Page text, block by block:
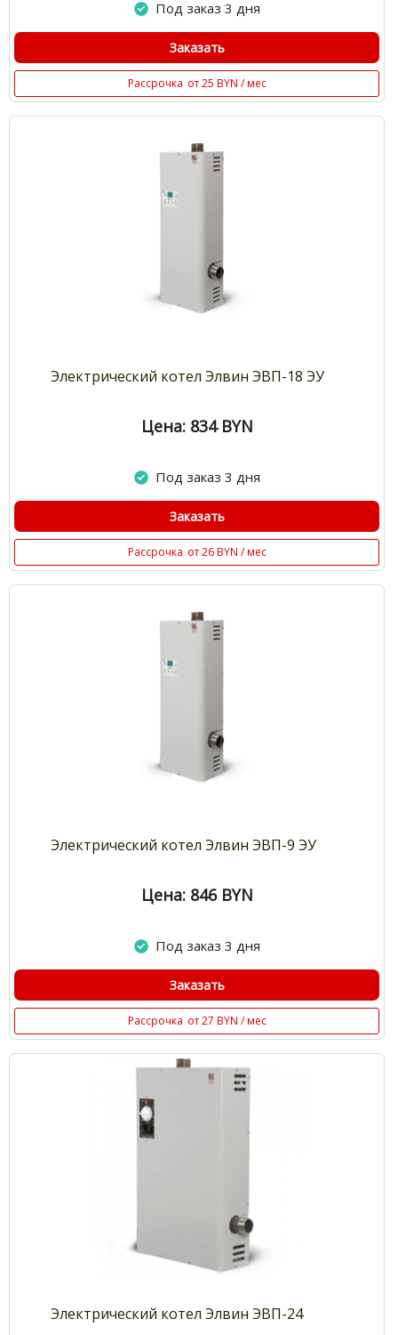
Под заказ 3 дня
Заказать
Рассрочка от 25 BYN / мес
Электрический котел Элвин ЭВП-18 ЭУ
Цена: 834 BYN
Под заказ 3 дня
Заказать
Рассрочка от 26 BYN / мес
Электрический котел Элвин ЭВП-9 ЭУ
Цена: 846 BYN
Под заказ 3 дня
Заказать
Рассрочка от 27 BYN / мес
Электрический котел Элвин ЭВП-24